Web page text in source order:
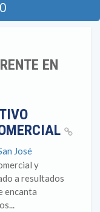
EN
José
y
a resultados
encanta